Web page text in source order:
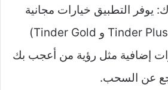
يوفر التطبيق خيارات مجانية
ومدفوعة (مثل Tinder Plus و Tinder Gold)
إضافية مثل رؤية من أعجب بك
عن السحب.